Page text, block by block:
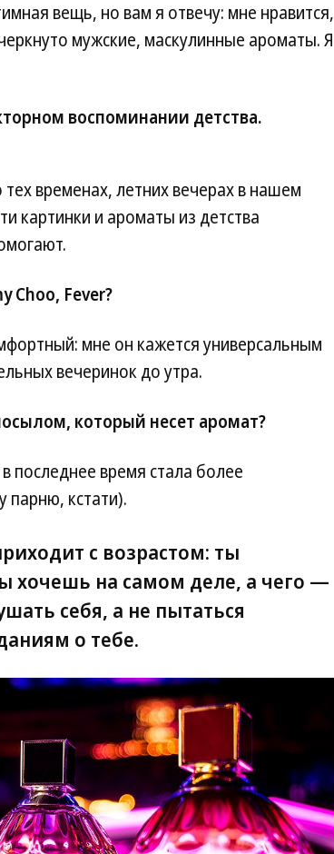
вещь, но вам я отвечу: мне нравится,
мужские, маскулинные ароматы. Я
воспоминании детства.
временах, летних вечерах в нашем
картинки и ароматы из детства
Choo, Fever?
мне он кажется универсальным
вечеринок до утра.
который несет аромат?
время стала более
парню, кстати).
с возрастом: ты
хочешь на самом деле, а чего —
себя, а не пытаться
о тебе.